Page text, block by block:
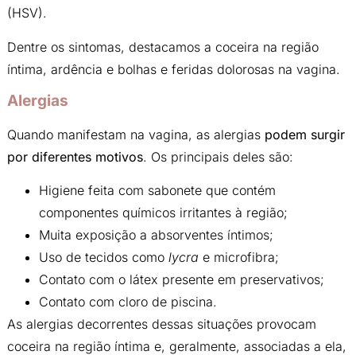
(HSV).
Dentre os sintomas, destacamos a coceira na região
íntima, ardência e bolhas e feridas dolorosas na vagina.
Alergias
Quando manifestam na vagina, as alergias podem surgir
por diferentes motivos. Os principais deles são:
Higiene feita com sabonete que contém
componentes químicos irritantes à região;
Muita exposição a absorventes íntimos;
Uso de tecidos como lycra e microfibra;
Contato com o látex presente em preservativos;
Contato com cloro de piscina.
As alergias decorrentes dessas situações provocam
coceira na região íntima e, geralmente, associadas a ela,